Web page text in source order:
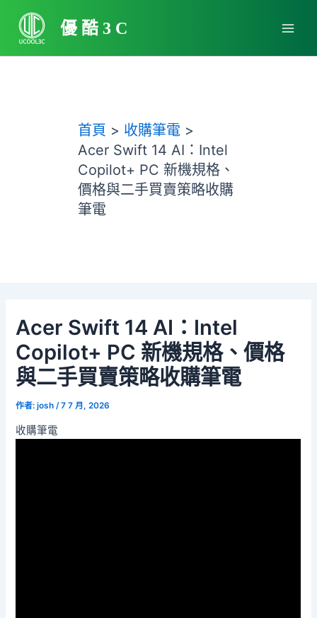
要
優酷3C
首頁
收購筆電
Acer Swift 14 AI：Intel
Copilot+ PC 新機規格、
價格與二手買賣策略收購
筆電
Acer Swift 14 AI：Intel
Copilot+ PC 新機規格、價格
與二手買賣策略收購筆電
作者:josh/7 7 月, 2026
收購筆電